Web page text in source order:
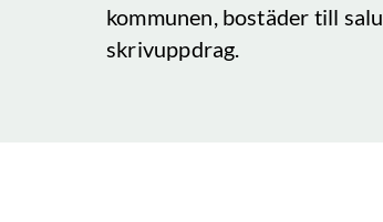
kommunen, bostäder till salu
skrivuppdrag.